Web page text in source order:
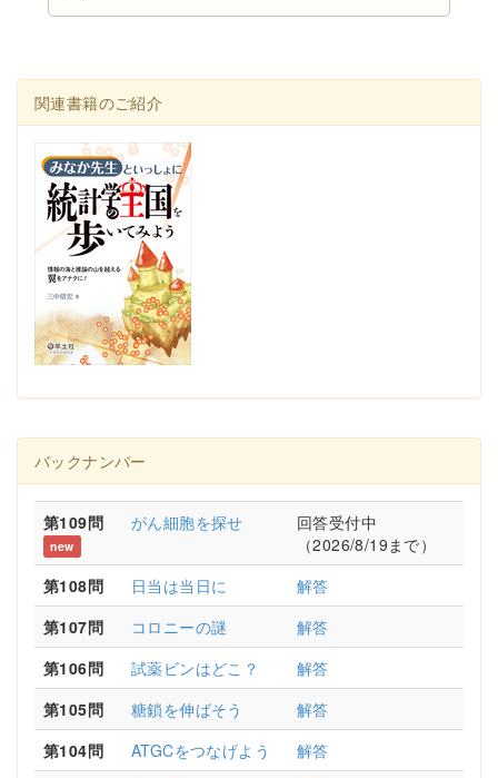
関連書籍のご紹介
バックナンバー
第109問
new
がん細胞を探せ
回答受付中
（2026/8/19まで）
第108問
日当は当日に
解答
第107問
コロニーの謎
解答
第106問
試薬ビンはどこ？
解答
第105問
糖鎖を伸ばそう
解答
第104問
ATGCをつなげよう
解答